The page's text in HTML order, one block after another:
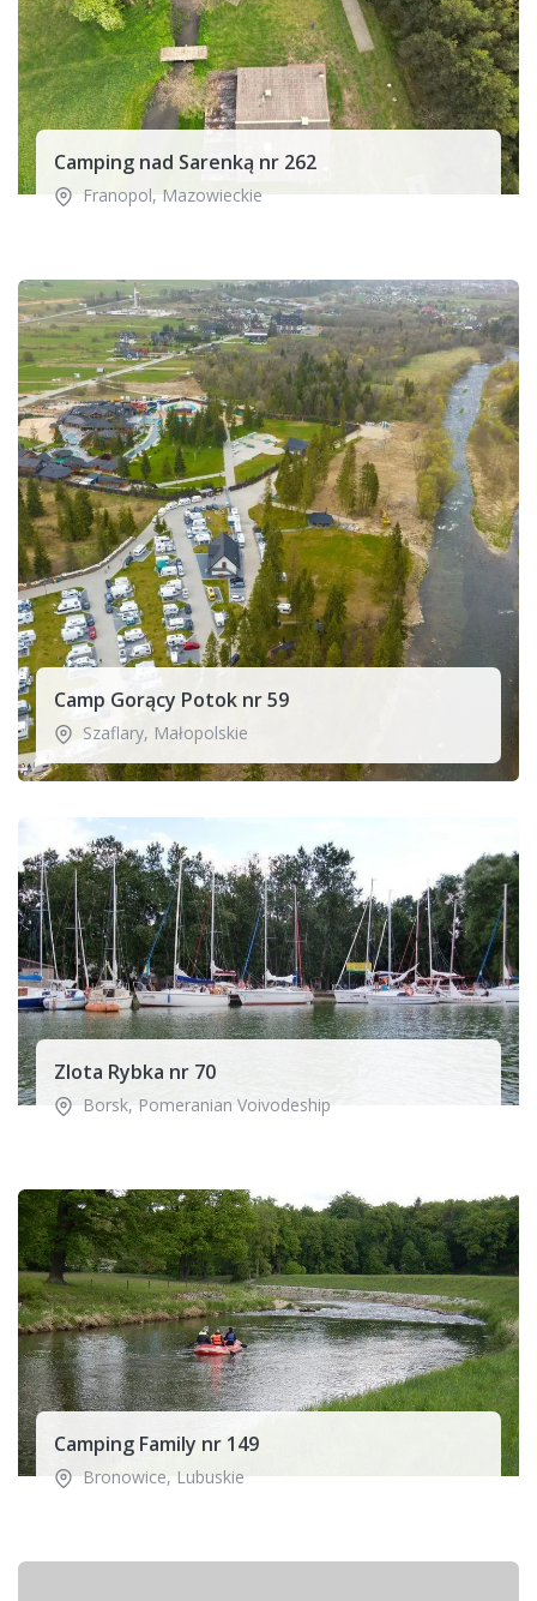
Camping nad Sarenką nr 262
Franopol,Mazowieckie
Camp Gorący Potok nr 59
Szaflary, Małopolskie
Zlota Rybka nr 70
Borsk, Pomeranian Voivodeship
Camping Family nr 149
Bronowice, Lubuskie